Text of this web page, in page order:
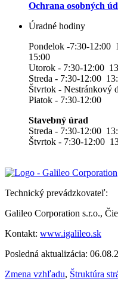
Ochrana osobných
Úradné hodiny
Pondelok -7:30-12:00
15:00
Utorok - 7:30-12:00
Streda - 7:30-12:00
Štvrtok - Nestránkový
Piatok - 7:30-12:00
Stavebný úrad
Streda - 7:30-12:00
Štvrtok - 7:30-12:00
Technický prevádzkovateľ:
Galileo Corporation s.r.o.,
Kontakt: www.igalileo.sk
Posledná aktualizácia:
Zmena vzhľadu, Štruktúra